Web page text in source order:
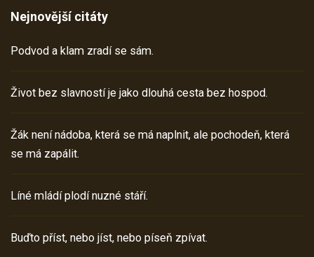
Nejnovější citáty
Podvod a klam zradí se sám.
Život bez slavností je jako dlouhá cesta bez hospod.
Žák není nádoba, která se má naplnit, ale pochodeň, která
se má zapálit.
Líné mládí plodí nuzné stáří.
Buďto příst, nebo jíst, nebo píseň zpívat.